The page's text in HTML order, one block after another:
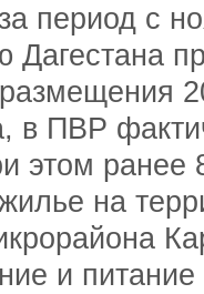
период с
Дагестана
в ПВР
этом
на
и